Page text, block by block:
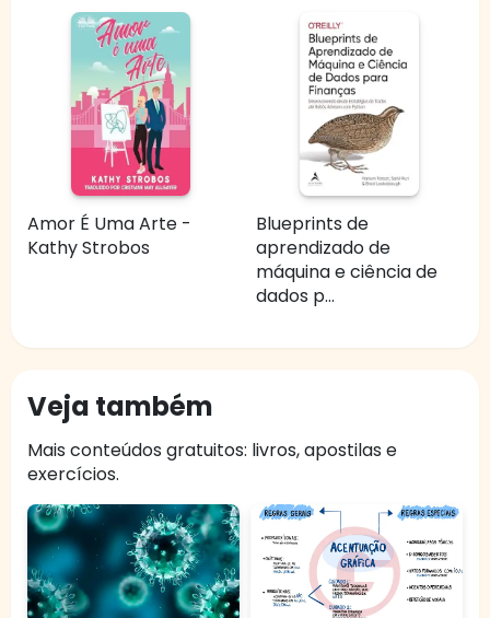
Amor É Uma Arte -
Kathy Strobos
Blueprints de
aprendizado de
máquina e ciência de
dados p...
Veja também
Mais conteúdos gratuitos: livros, apostilas e
exercícios.